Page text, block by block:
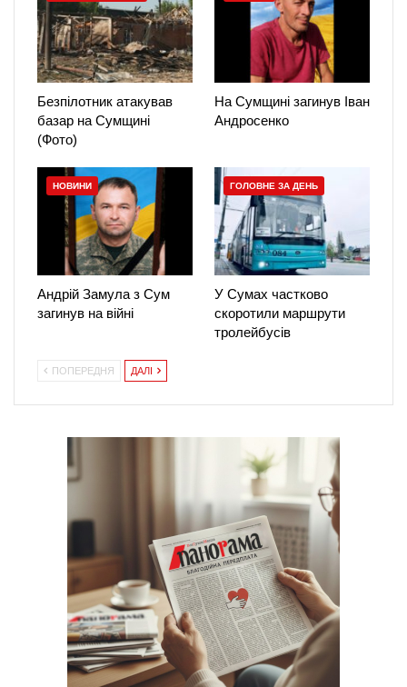
Безпілотник атакував
базар на Сумщині
(Фото)
На Сумщині загинув Іван
Андросенко
НОВИНИ
Андрій Замула з Сум
загинув на війні
ГОЛОВНЕ ЗА ДЕНЬ
У Сумах частково
скоротили маршрути
тролейбусів
ПОПЕРЕДНЯ ДАЛІ